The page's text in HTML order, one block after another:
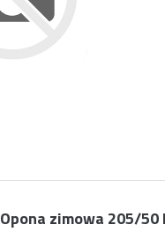
Opona zimowa 205/50